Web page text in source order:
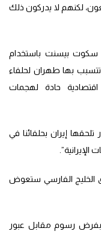
لكنهم لا يدركون ذلك
سكوت بيسنت باستخدام
تتسبب بها طهران لحلفاء
حادة لهجمات
إيران بحلفائنا في
الخليج الفارسي ستعوض
بفرض رسوم مقابل عبور